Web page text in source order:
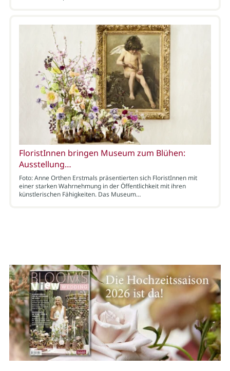
FloristInnen bringen Museum zum Blühen:
Ausstellung…
Foto: Anne Orthen Erstmals präsentierten sich FloristInnen mit
einer starken Wahrnehmung in der Öffentlichkeit mit ihren
künstlerischen Fähigkeiten. Das Museum…